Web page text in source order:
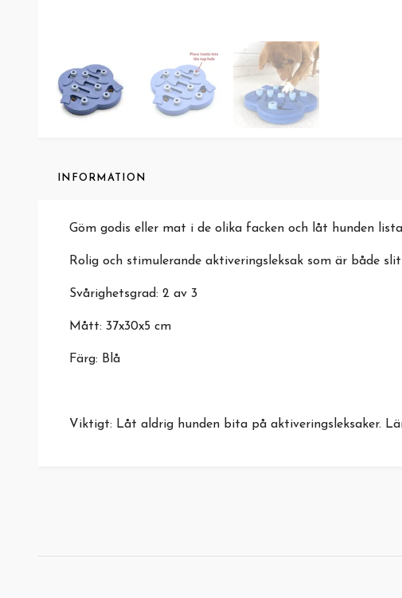
INFORMATION
Göm godis eller mat i de olika facken och låt hunden
Rolig och stimulerande aktiveringsleksak som är både
Svårighetsgrad: 2 av 3
Mått: 37x30x5 cm
Färg: Blå
Viktigt: Låt aldrig hunden bita på aktiveringsleksaker.